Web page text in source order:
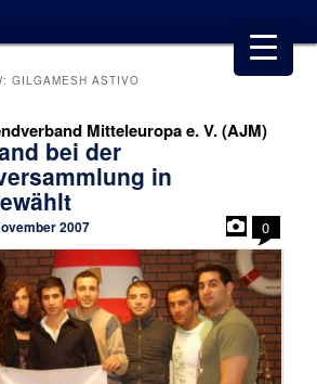
GILGAMESH ASTIVO
Mitteleuropa e. V. (AJM)
bei der
in
2007 0